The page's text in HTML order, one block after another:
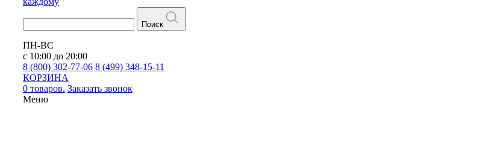
Поиск
ПН-ВС
с 10:00 до 20:00
8 (800) 302-77-06 8 (499) 348-15-11
КОРЗИНА
0 товаров. Заказать звонок
Меню